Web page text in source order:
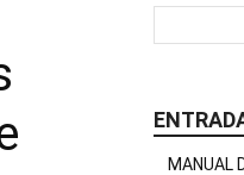
MANUAL